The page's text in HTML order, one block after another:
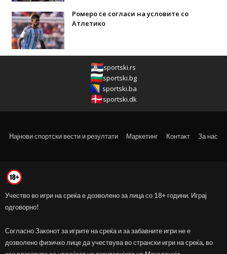
Ромеро се согласи на условите со
Атлетико
sportski.rs
sportski.bg
sportski.ba
sportski.dk
Најнови спортски вести и резултати Маркетинг Контакт За нас
Учество во игри на среќа е дозволено за лица со 18+ години. Играј
одговорно!
Согласно Законот за игрите на среќа и за забавните игри не е
дозволено физичко лице да учествува во странски игри на среќа, во